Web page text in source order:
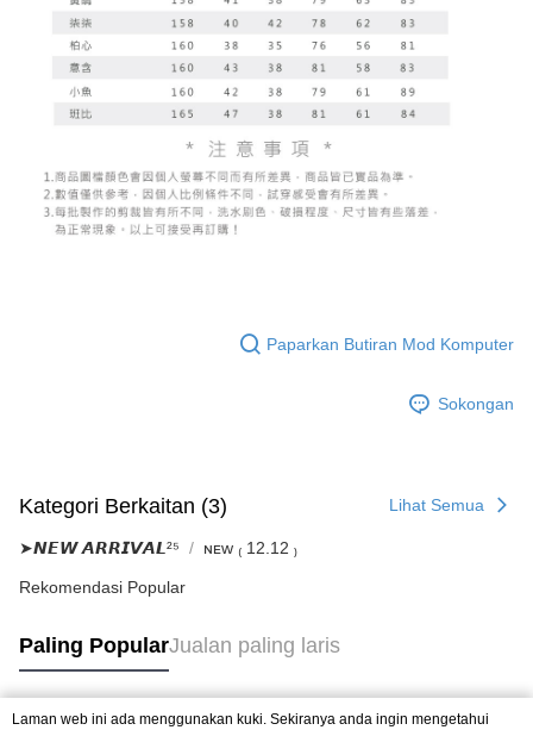
Paparkan Butiran Mod Komputer
Sokongan
Kategori Berkaitan (3) Lihat Semua
➤𝙉𝙀𝙒 𝘼𝙍𝙍𝙄𝙑𝘼𝙇²⁵ ɴᴇᴡ ₍ 12.12 ₎
Rekomendasi Popular
Paling PopularJualan paling laris
Laman web ini ada menggunakan kuki. Sekiranya anda ingin mengetahui